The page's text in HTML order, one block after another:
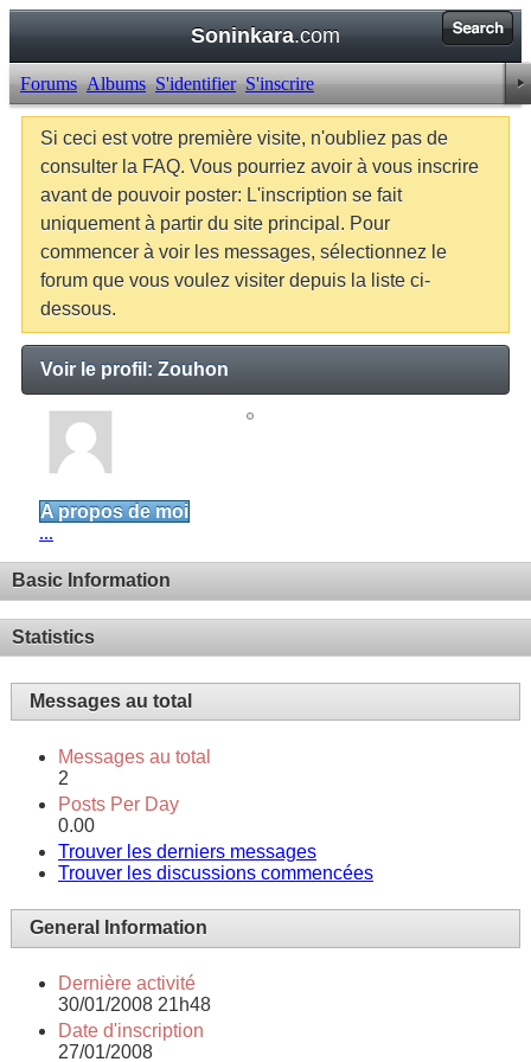
Soninkara.com
Forums Albums S'identifier S'inscrire
Si ceci est votre première visite, n'oubliez pas de
consulter la FAQ. Vous pourriez avoir à vous inscrire
avant de pouvoir poster: L'inscription se fait
uniquement à partir du site principal. Pour
commencer à voir les messages, sélectionnez le
forum que vous voulez visiter depuis la liste ci-
dessous.
Voir le profil: Zouhon
A propos de moi
...
Basic Information
Statistics
Messages au total
Messages au total
2
Posts Per Day
0.00
Trouver les derniers messages
Trouver les discussions commencées
General Information
Dernière activité
30/01/2008 21h48
Date d'inscription
27/01/2008